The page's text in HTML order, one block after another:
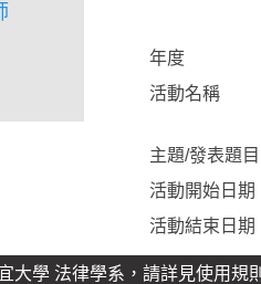
年度
活動名稱
主題/發表題目
活動開始日期
活動結束日期
大學 法律學系，請詳見使用規